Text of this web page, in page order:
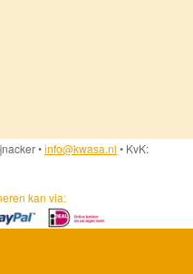
•info@kwasa.nl • KvK:
kan via: